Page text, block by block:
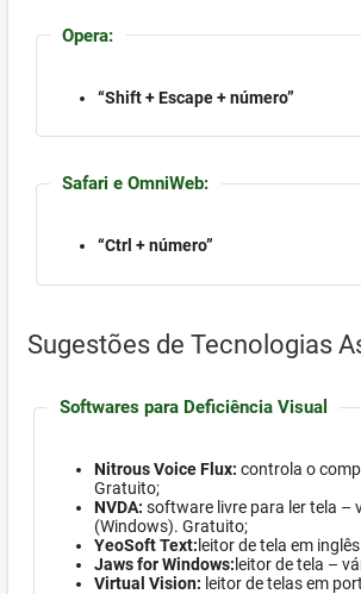
Opera:
“Shift + Escape + número”
Safari e OmniWeb:
“Ctrl + número”
Sugestões de Tecnologias
Softwares para Deficiência Visual
Nitrous Voice Flux: controla o
Gratuito;
NVDA: software livre para ler tela –
(Windows). Gratuito;
YeoSoft Text: leitor de tela em
Jaws for Windows: leitor de tela –
Virtual Vision: leitor de telas em